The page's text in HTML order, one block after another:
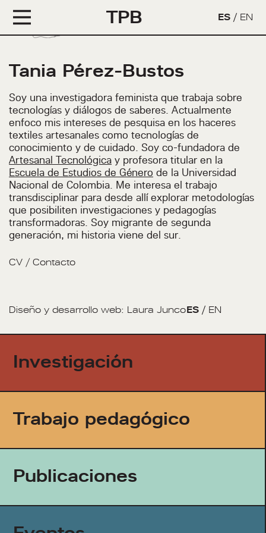
TPB ES / EN
Investigación
Trabajo pedagógico
Publicaciones
Tania Pérez-Bustos
Soy una investigadora feminista que trabaja sobre
tecnologías y diálogos de saberes. Actualmente
enfoco mis intereses de pesquisa en los haceres
textiles artesanales como tecnologías de
conocimiento y de cuidado. Soy co-fundadora de
Artesanal Tecnológica y profesora titular en la
Escuela de Estudios de Género de la Universidad
Nacional de Colombia. Me interesa el trabajo
transdisciplinar para desde allí explorar metodologías
que posibiliten investigaciones y pedagogías
transformadoras. Soy migrante de segunda
generación, mi historia viene del sur.
CV / Contacto
Diseño y desarrollo web: Laura JuncoES / EN